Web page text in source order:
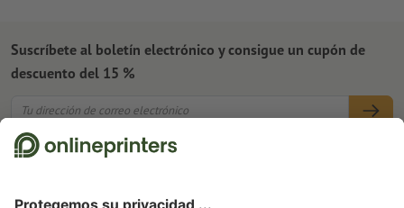
Nosotros
Empresa
Servicios
Suscríbete al boletín electrónico y consigue un cupón de
descuento del 15 %